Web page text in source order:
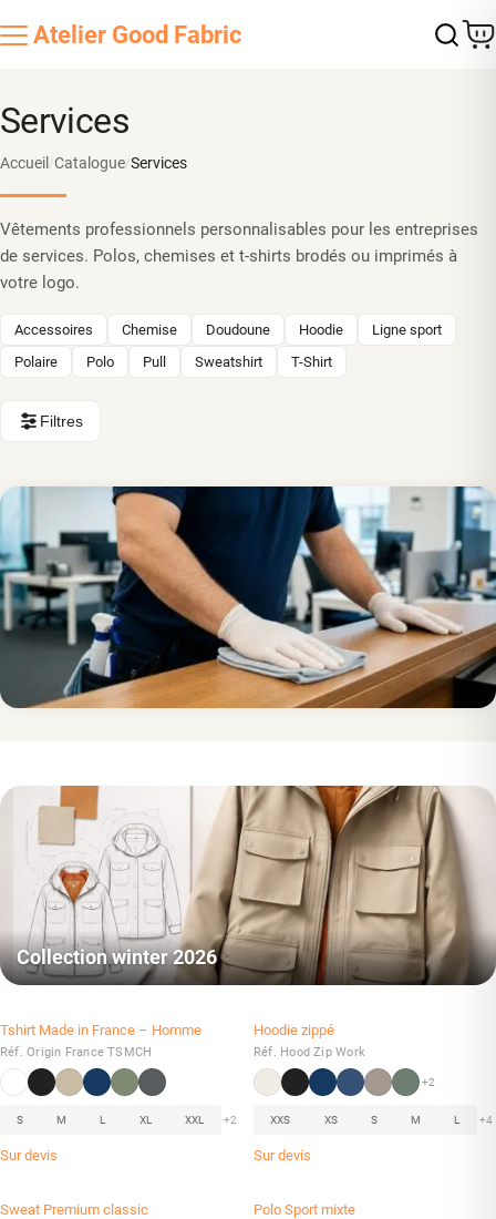
Atelier Good Fabric
Services
Accueil /Catalogue/Services
Vêtements professionnels personnalisables pour les entreprises
de services. Polos, chemises et t-shirts brodés ou imprimés à
votre logo.
Accessoires Chemise Doudoune Hoodie
Ligne sport
Polaire
Polo Pull Sweatshirt T-Shirt
Filtres
Collection winter 2026
Tshirt Made in France – Homme
Réf. Origin France TSMCH
S M L XL XXL +2
Sur devis
Hoodie zippé
Réf. Hood Zip Work
+2
XXS XS S M L +4
Sur devis
Sweat Premium classic Polo Sport mixte